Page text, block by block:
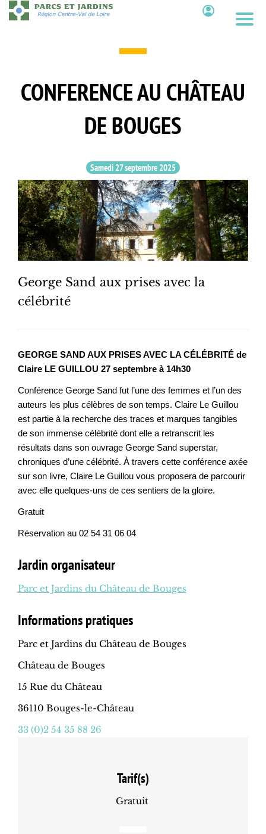
Aller
au
CONFERENCE AU CHÂTEAU
DE BOUGES
Samedi 27 septembre 2025
George Sand aux prises avec la
célébrité
GEORGE SAND AUX PRISES AVEC LA CÉLÉBRITÉ de
Claire LE GUILLOU 27 septembre à 14h30
Conférence George Sand fut l’une des femmes et l’un des
auteurs les plus célèbres de son temps. Claire Le Guillou
est partie à la recherche des traces et marques tangibles
de son immense célébrité dont elle a retranscrit les
résultats dans son ouvrage George Sand superstar,
chroniques d’une célébrité. À travers cette conférence axée
sur son livre, Claire Le Guillou vous proposera de parcourir
avec elle quelques-uns de ces sentiers de la gloire.
Gratuit
Réservation au 02 54 31 06 04
Jardin organisateur
Parc et Jardins du Château de Bouges
Informations pratiques
Parc et Jardins du Château de Bouges
Château de Bouges
15 Rue du Château
36110 Bouges-le-Château
33 (0)2 54 35 88 26
Tarif(s)
Gratuit